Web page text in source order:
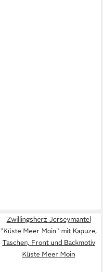
Zwillingsherz Jerseymantel
"Küste Meer Moin" mit Kapuze,
Taschen, Front und Backmotiv
Küste Meer Moin